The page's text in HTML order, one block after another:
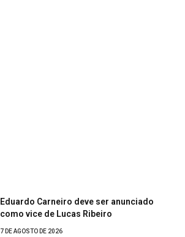
Eduardo Carneiro deve ser anunciado
como vice de Lucas Ribeiro
7 DE AGOSTO DE 2026